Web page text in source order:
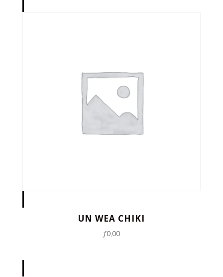
UN WEA CHIKI
ƒ0,00